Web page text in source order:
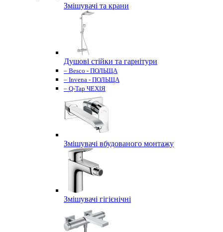
Змішувачі та крани
Душові стійки та гарнітури
– Besco - ПОЛЬЩА
– Invena - ПОЛЬЩА
– Q-Tap ЧЕХІЯ
Змішувачі вбудованого монтажу
Змішувачі гігієнічні